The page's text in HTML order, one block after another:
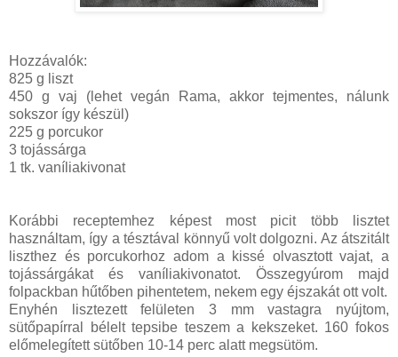
Hozzávalók:
825 g liszt
450 g vaj (lehet vegán Rama, akkor tejmentes, nálunk
sokszor így készül)
225 g porcukor
3 tojássárga
1 tk. vaníliakivonat
Korábbi receptemhez képest most picit több lisztet
használtam, így a tésztával könnyű volt dolgozni. Az átszitált
liszthez és porcukorhoz adom a kissé olvasztott vajat, a
tojássárgákat és vaníliakivonatot. Összegyúrom majd
folpackban hűtőben pihentetem, nekem egy éjszakát ott volt.
Enyhén lisztezett felületen 3 mm vastagra nyújtom,
sütőpapírral bélelt tepsibe teszem a kekszeket. 160 fokos
előmelegített sütőben 10-14 perc alatt megsütöm.